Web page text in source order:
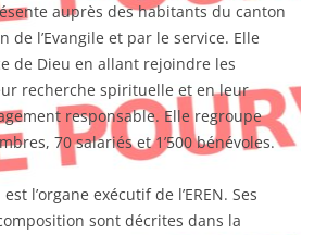
auprès des habitants du canton
de l’Evangile et par le service. Elle
de Dieu en allant rejoindre les
recherche spirituelle et en leur
responsable. Elle regroupe
70 salariés et 1’500 bénévoles.
l’organe exécutif de l’EREN. Ses
sont décrites dans la